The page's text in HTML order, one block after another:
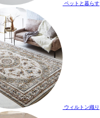
ペットと暮らす
ウィルトン織り